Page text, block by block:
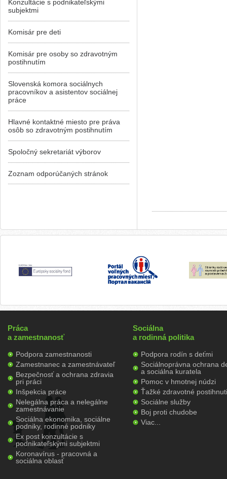
Konzultácie s podnikateľskými
subjektmi
Komisár pre deti
Komisár pre osoby so zdravotným
postihnutím
Slovenská komora sociálnych
pracovníkov a asistentov sociálnej
práce
Hlavné kontaktné miesto pre práva
osôb so zdravotným postihnutím
Spoločný sekretariát výborov
Zoznam odporúčaných stránok
Práca
a zamestnanosť
Podpora zamestnanosti
Zamestnanec a zamestnávateľ
Bezpečnosť a ochrana zdravia
pri práci
Inšpekcia práce
Nelegálna práca a nelegálne
zamestnávanie
Sociálna ekonomika, sociálne
podniky, rodinné podniky
Ex post konzultácie s
podnikateľskými subjektmi
Koronavírus - pracovná a
sociálna oblasť
Sociálna
a rodinná politika
Podpora rodín s deťmi
Sociálnoprávna ochrana
a sociálna kuratela
Pomoc v hmotnej núdzi
Ťažké zdravotné
Sociálne služby
Boj proti chudobe
Viac...